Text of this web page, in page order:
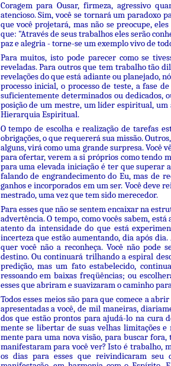
Coragem para Ousar, firmeza, agressivo
atencioso. Sim, você se tornará um paradoxo
que você projetará, mas não se preocupe,
que: "Através de seus trabalhos eles serão
paz e alegria - torne-se um exemplo vivo de
Para muitos, isto pode parecer como se
reveladas. Para outros que tem trabalho tão
revelações do que está adiante ou planejado,
processo inicial, o processo de teste, a fase
suficientemente determinados ou dedicados,
posição de um mestre, um líder espiritual,
Hierarquia Espiritual.
O tempo de escolha e realização de tarefas
obrigações, o que requererá sua missão.
alguns, virá como uma grande surpresa. Você
para ofertar, verem a si próprios como tendo
para uma elevada iniciação é ter que superar
falando de engrandecimento do Eu, mas de
ganhos e incorporados em um ser. Você deve
mestrado, uma vez que tem sido merecedor.
Para esses que não se sentem encaixar na
advertência. O tempo, como vocês sabem,
atento da intensidade do que está
incerteza que estão aumentando, dia após
quer você não a reconheça. Você não pode
destino. Ou continuará trilhando a espiral
predição, mas um fato estabelecido,
ressoando em baixas freqüências; ou
esses que abriram e suavizaram o caminho
Todos esses meios são para que comece a
apresentadas a você, de mil maneiras,
dos que estão prontos para ajudá-lo na cura
mente se libertar de suas velhas limitações
mente para uma nova visão, para buscar
manifestaram para você ver? Isto é trabalho,
os dias para esses que reivindicaram